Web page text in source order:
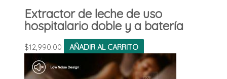
Extractor de leche de uso
hospitalario doble y a batería
$12,990.00 AÑADIR AL CARRITO